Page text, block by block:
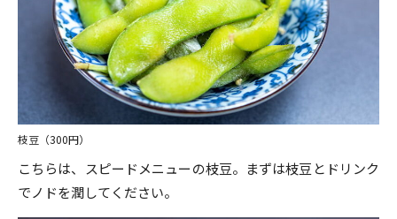
枝豆（300円）
こちらは、スピードメニューの枝豆。まずは枝豆とドリンク
でノドを潤してください。